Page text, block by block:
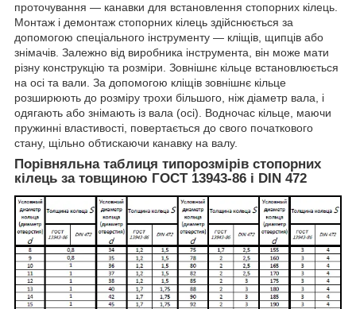
проточування — канавки для встановлення стопорних кілець.
Монтаж і демонтаж стопорних кілець здійснюється за
допомогою спеціального інструменту — кліщів, щипців або
знімачів. Залежно від виробника інструмента, він може мати
різну конструкцію та розміри. Зовнішнє кільце встановлюється
на осі та вали. За допомогою кліщів зовнішнє кільце
розширюють до розміру трохи більшого, ніж діаметр вала, і
одягають або знімають із вала (осі). Водночас кільце, маючи
пружинні властивості, повертається до свого початкового
стану, щільно обтискаючи канавку на валу.
Порівняльна таблиця типорозмірів стопорних
кілець за товщиною ГОСТ 13943-86 і DIN 472